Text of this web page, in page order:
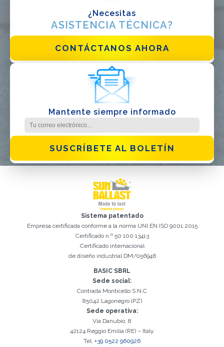
¿Necesitas
ASISTENCIA TÉCNICA?
CONTÁCTANOS AHORA
Mantente siempre informado
SUSCRÍBETE AL BOLETÍN
Registro exitoso. Verifique su casilla de correo electrónico para
Sistema patentado
Empresa certificada conforme a la norma UNI EN ISO 9001:2015
Certificado n.º 50 100 13413
Certificado internacional
de diseño industrial DM/056946
BASIC SBRL
Sede social:
Contrada Monticello S.N.C
85042 Lagonegro (PZ)
Sede operativa:
Via Danubio, 8
42124 Reggio Emilia (RE) – Italy
Tel. +39 0522 960926